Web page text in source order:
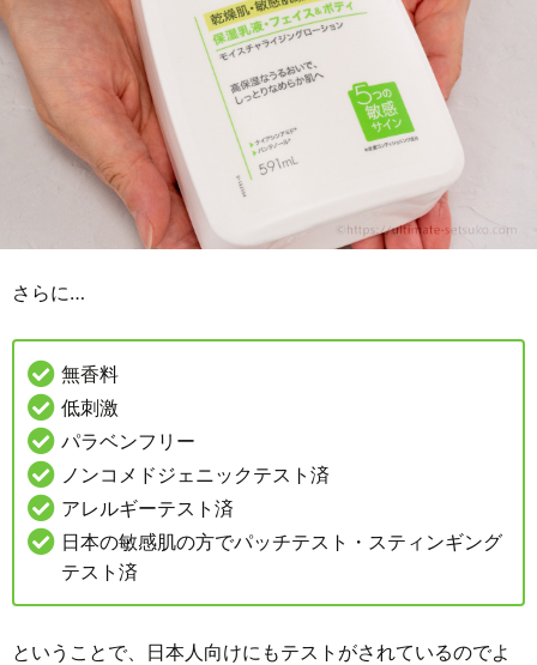
さらに…
無香料
低刺激
パラベンフリー
ノンコメドジェニックテスト済
アレルギーテスト済
日本の敏感肌の方でパッチテスト・スティンギング
テスト済
ということで、日本人向けにもテストがされているのでよ